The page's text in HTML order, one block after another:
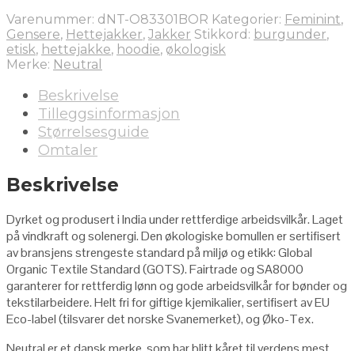
Varenummer: dNT-O83301BOR Kategorier: Feminint,
Gensere, Hettejakker, Jakker Stikkord: burgunder,
etisk, hettejakke, hoodie, økologisk
Merke: Neutral
Beskrivelse
Tilleggsinformasjon
Størrelsesguide
Omtaler
Beskrivelse
Dyrket og produsert i India under rettferdige arbeidsvilkår. Laget
på vindkraft og solenergi. Den økologiske bomullen er sertifisert
av bransjens strengeste standard på miljø og etikk: Global
Organic Textile Standard (GOTS). Fairtrade og SA8000
garanterer for rettferdig lønn og gode arbeidsvilkår for bønder og
tekstilarbeidere. Helt fri for giftige kjemikalier, sertifisert av EU
Eco-label (tilsvarer det norske Svanemerket), og Øko-Tex.